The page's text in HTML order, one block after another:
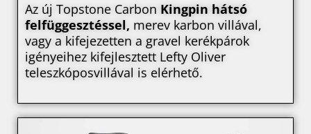
Az új Topstone Carbon Kingpin hátsó
felfüggesztéssel, merev karbon villával,
vagy a kifejezetten a gravel kerékpárok
igényeihez kifejlesztett Lefty Oliver
teleszkóposvillával is elérhető.